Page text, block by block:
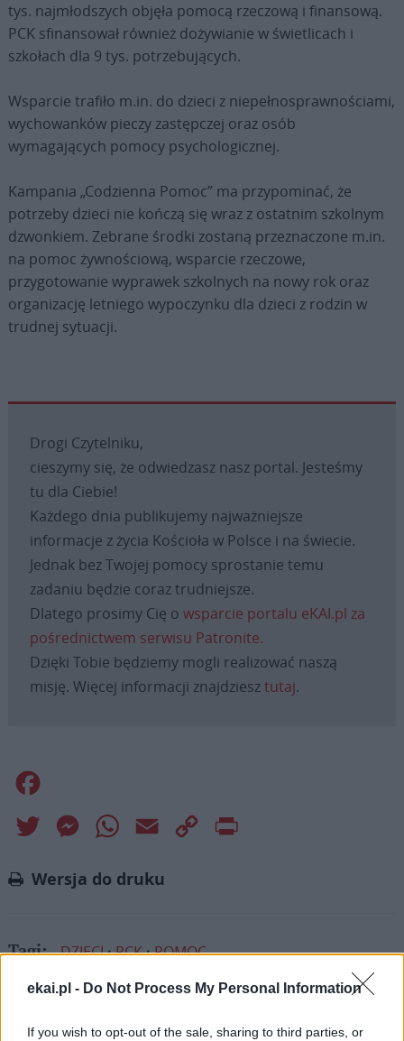
ekai.pl - Do Not Process My Personal Information
If you wish to opt-out of the sale, sharing to third parties, or
tys. najmłodszych objęła pomocą rzeczową i finansową.
PCK sfinansował również dożywianie w świetlicach i
szkołach dla 9 tys. potrzebujących.
Wsparcie trafiło m.in. do dzieci z niepełnosprawnościami,
wychowanków pieczy zastępczej oraz osób
wymagających pomocy psychologicznej.
Kampania „Codzienna Pomoc” ma przypominać, że
potrzeby dzieci nie kończą się wraz z ostatnim szkolnym
dzwonkiem. Zebrane środki zostaną przeznaczone m.in.
na pomoc żywnościową, wsparcie rzeczowe,
przygotowanie wyprawek szkolnych na nowy rok oraz
organizację letniego wypoczynku dla dzieci z rodzin w
trudnej sytuacji.
Drogi Czytelniku,
cieszymy się, że odwiedzasz nasz portal. Jesteśmy
tu dla Ciebie!
Każdego dnia publikujemy najważniejsze
informacje z życia Kościoła w Polsce i na świecie.
Jednak bez Twojej pomocy sprostanie temu
zadaniu będzie coraz trudniejsze.
Dlatego prosimy Cię o wsparcie portalu eKAI.pl za
pośrednictwem serwisu Patronite.
Dzięki Tobie będziemy mogli realizować naszą
misję. Więcej informacji znajdziesztutaj.
Twitter MessengerWhatsApp
Email
Copy
Wersja do druku
Tagi: DZIECI PCK POMOC